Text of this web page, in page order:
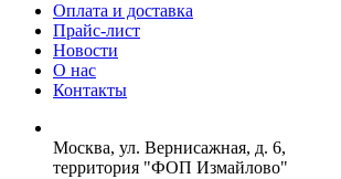
Оплата и доставка
Прайс-лист
Новости
О нас
Контакты
Москва, ул. Вернисажная, д. 6,
территория "ФОП Измайлово"